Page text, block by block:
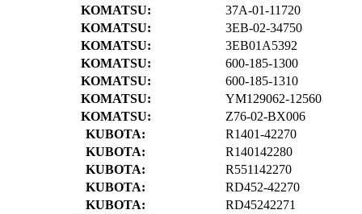
KOMATSU:
37A-01-11720
KOMATSU:
3EB-02-34750
KOMATSU:
3EB01A5392
KOMATSU:
600-185-1300
KOMATSU:
600-185-1310
KOMATSU:
YM129062-12560
KOMATSU:
Z76-02-BX006
KUBOTA:
R1401-42270
KUBOTA:
R140142280
KUBOTA:
R551142270
KUBOTA:
RD452-42270
KUBOTA:
RD45242271